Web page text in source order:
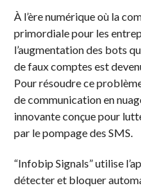
À l’ère numérique où la
primordiale pour les
l’augmentation des bots
de faux comptes est
Pour résoudre ce
de communication en
innovante conçue pour
par le pompage des SMS.
“Infobip Signals” utilise
détecter et bloquer